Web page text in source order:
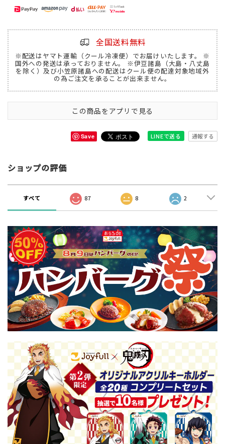
全国送料無料
※配送はヤマト運輸（クール冷凍便）でお届けいたします。 ※
国外への発送は承っておりません。 ※伊豆諸島（大島・八丈島
を除く）及び小笠原諸島への配送はクール便の配達対象地域外
の為ご注文を承ることが出来ません。
この商品をアプリで見る
Save LINEで送る 通報する
ショップの評価
すべて 87 8 2